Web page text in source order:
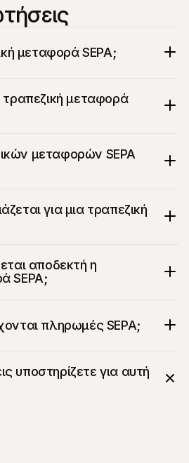
μεταφορά SEPA;
τραπεζική μεταφορά
μεταφορών SEPA
για μια τραπεζική
αποδεκτή η
SEPA;
πληρωμές SEPA;
υποστηρίζετε για αυτή